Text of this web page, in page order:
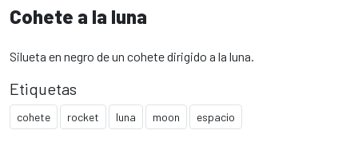
Cohete a la luna
Silueta en negro de un cohete dirigido a la luna.
Etiquetas
cohete rocket luna moon espacio